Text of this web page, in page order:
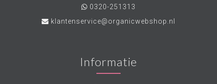
0320-251313
klantenservice@organicwebshop.nl
Informatie